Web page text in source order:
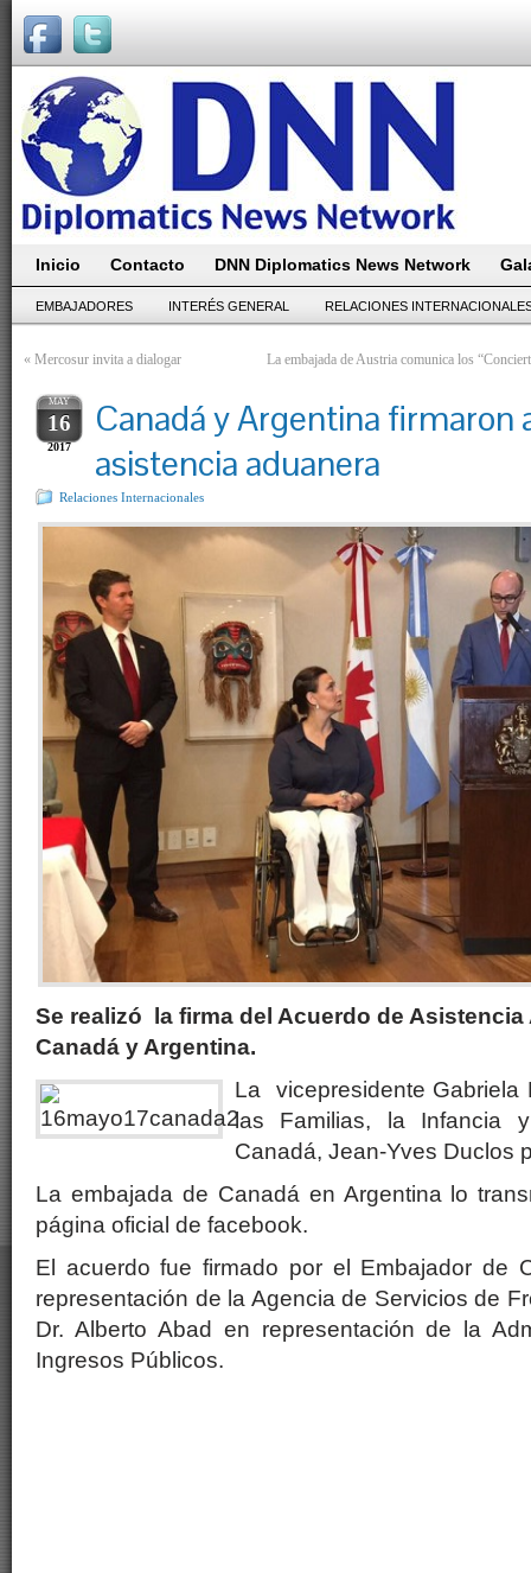
Inicio Contacto DNN Diplomatics News Network
EMBAJADORES INTERÉS GENERAL RELACIONES
« Mercosur invita a dialogar La embajada de Austria comunica los
MAY
16
2017
Canadá y Argentina firmaron
asistencia aduanera
Relaciones Internacionales
Se realizó la firma del Acuerdo de Asistencia
Canadá y Argentina.
La vicepresidente Gabriela
las Familias, la Infancia
Canadá, Jean-Yves Duclos
La embajada de Canadá en Argentina lo
página oficial de facebook.
El acuerdo fue firmado por el Embajador de
representación de la Agencia de Servicios de
Dr. Alberto Abad en representación de la
Ingresos Públicos.